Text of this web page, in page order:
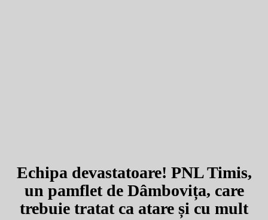
Echipa devastatoare! PNL Timis,
un pamflet de Dâmbovița, care
trebuie tratat ca atare și cu mult